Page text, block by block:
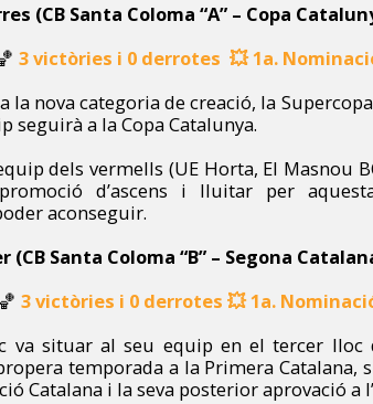
(CB Santa Coloma “A” – Copa
3 victòries i 0 derrotes 💥1a.
la nova categoria de creació, la
seguirà a la Copa Catalunya.
dels vermells (UE Horta, El Masnou
d’ascens i lluitar per
aconseguir.
(CB Santa Coloma “B” – Segona
🏀 3 victòries i 0 derrotes 💥1a.
va situar al seu equip en el tercer
temporada a la Primera Catalana,
Catalana i la seva posterior aprovació a